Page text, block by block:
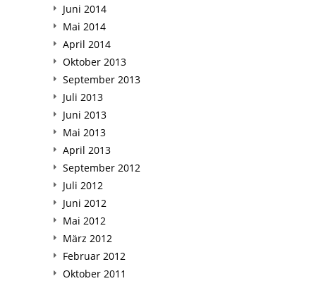
Juni 2014
Mai 2014
April 2014
Oktober 2013
September 2013
Juli 2013
Juni 2013
Mai 2013
April 2013
September 2012
Juli 2012
Juni 2012
Mai 2012
März 2012
Februar 2012
Oktober 2011